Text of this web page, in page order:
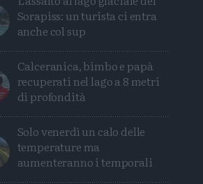
Sorapiss: un turista ci entra
anche col sup
Calceranica, bimbo e papà
recuperati nel lago a 8 metri
di profondità
Solo venerdì un calo delle
temperature ma
aumenteranno i temporali